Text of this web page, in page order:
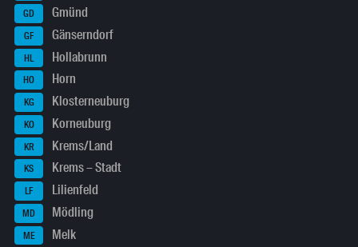
GD Gmünd
GF Gänserndorf
HL Hollabrunn
HO Horn
KG Klosterneuburg
KO Korneuburg
KR Krems/Land
KS Krems – Stadt
LF Lilienfeld
MD Mödling
ME Melk